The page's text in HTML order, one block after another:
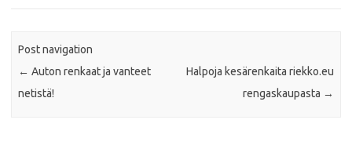
Post navigation
← Auton renkaat ja vanteet
netistä!
Halpoja kesärenkaita riekko.eu
rengaskaupasta →